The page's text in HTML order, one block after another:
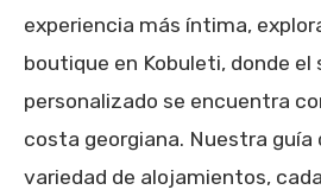
experiencia más íntima,
boutique en Kobuleti, donde el
personalizado se encuentra
costa georgiana. Nuestra guía
variedad de alojamientos,